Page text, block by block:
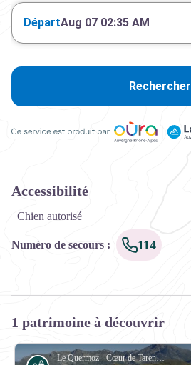
DépartAug 07 02:35 AM
Rechercher
Accessibilité
Chien autorisé
Numéro de secours : 114
1 patrimoine à découvrir
Le Quermoz - Cœur de Tarentaise Tourisme